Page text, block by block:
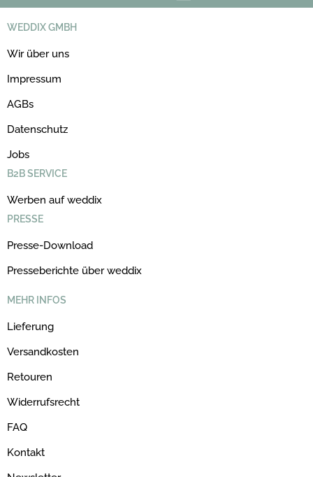
WEDDIX GMBH
Wir über uns
Impressum
AGBs
Datenschutz
Jobs
B2B SERVICE
Werben auf weddix
PRESSE
Presse-Download
Presseberichte über weddix
MEHR INFOS
Lieferung
Versandkosten
Retouren
Widerrufsrecht
FAQ
Kontakt